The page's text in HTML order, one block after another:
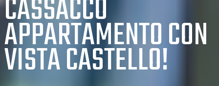
CASSACCO
APPARTAMENTO CON
VISTA CASTELLO!